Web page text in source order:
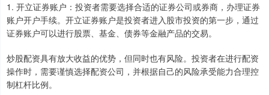
1. 开立证券账户：投资者需要选择合适的证券公司或券商，办理证券
账户开户手续。开立证券账户是投资者进入股市投资的第一步，通过
证券账户可以进行股票、基金、债券等金融产品的交易。
炒股配资具有放大收益的优势，但同时也有风险。投资者在进行配资
操作时，需要谨慎选择配资公司，并根据自己的风险承受能力合理控
制杠杆比例。